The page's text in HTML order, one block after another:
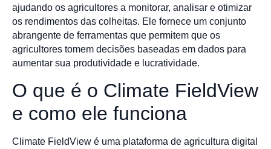
ajudando os agricultores a monitorar, analisar e otimizar
os rendimentos das colheitas. Ele fornece um conjunto
abrangente de ferramentas que permitem que os
agricultores tomem decisões baseadas em dados para
aumentar sua produtividade e lucratividade.
O que é o Climate FieldView
e como ele funciona
Climate FieldView é uma plataforma de agricultura digital